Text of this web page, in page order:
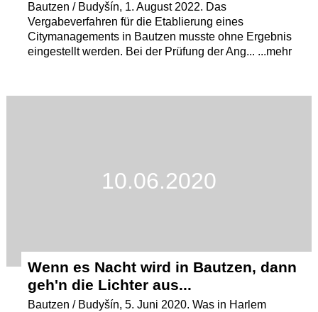
Bautzen / Budyšín, 1. August 2022. Das
Vergabeverfahren für die Etablierung eines
Citymanagements in Bautzen musste ohne Ergebnis
eingestellt werden. Bei der Prüfung der Ang... ...mehr
10.06.2020
Wenn es Nacht wird in Bautzen, dann
geh'n die Lichter aus...
Bautzen / Budyšín, 5. Juni 2020. Was in Harlem